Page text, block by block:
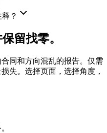
？
留找零。
同和方向混乱的报告。仅需
失。选择页面，选择角度，